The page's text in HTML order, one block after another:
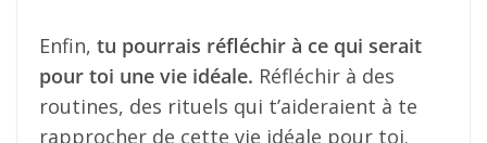
Enfin, tu pourrais réfléchir à ce qui serait
pour toi une vie idéale. Réfléchir à des
routines, des rituels qui t’aideraient à te
rapprocher de cette vie idéale pour toi.